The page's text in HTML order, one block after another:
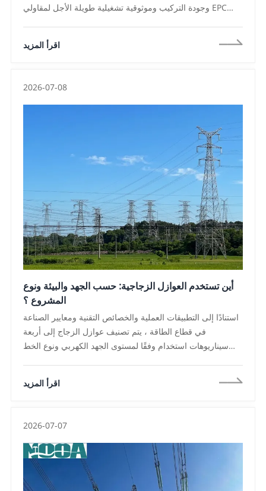
وجودة التركيب وموثوقية تشغيلية طويلة الأجل لمقاولي EPC
لمتطلبات المناقصات الدولية ، والشراكة مع جهة تصنيع تقدم
نظام النقل ،
اقرأ المزيد
2026-07-08
أين تستخدم العوازل الزجاجية: حسب الجهد والبيئة ونوع
المشروع ؟
استنادًا إلى التطبيقات العملية والخصائص التقنية ومعايير الصناعة
في قطاع الطاقة ، يتم تصنيف عوازل الزجاج إلى أربعة
سيناريوهات استخدام وفقًا لمستوى الجهد الكهربي ونوع الخط
على وظيفة وهيكل الخط ، التصنيف على أساس عوامل البيئة
اقرأ المزيد
2026-07-07